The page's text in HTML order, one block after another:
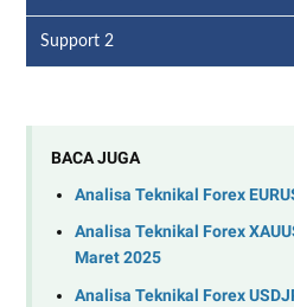
Support 2
BACA JUGA
Analisa Teknikal Forex
Analisa Teknikal Forex
Maret 2025
Analisa Teknikal Forex